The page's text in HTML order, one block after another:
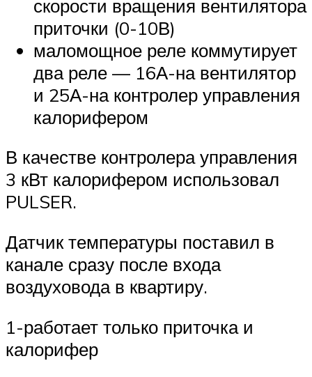
скорости вращения вентилятора
приточки (0-10В)
маломощное реле коммутирует
два реле — 16А-на вентилятор
и 25А-на контролер управления
калорифером
В качестве контролера управления
3 кВт калорифером использовал
PULSER.
Датчик температуры поставил в
канале сразу после входа
воздуховода в квартиру.
1-работает только приточка и
калорифер